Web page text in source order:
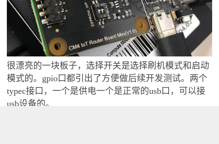
很漂亮的一块板子，选择开关是选择刷机模式和启动
模式的。gpio口都引出了方便做后续开发测试。两个
typec接口，一个是供电一个是正常的usb口，可以接
usb设备的。